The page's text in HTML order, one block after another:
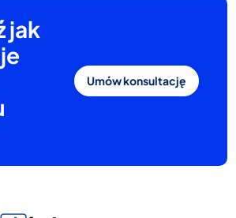
może przebiegać szybko,
budowy systemu od podstaw i
bieżącej pracy firmy.
jak
Umów konsultację